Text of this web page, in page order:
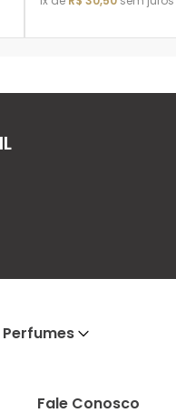
Perfumes
Fale Conosco